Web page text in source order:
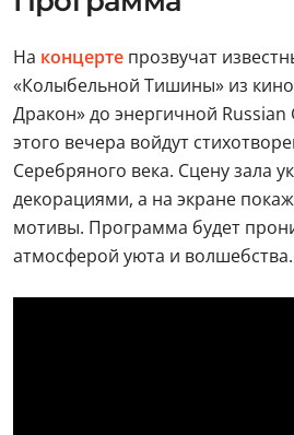
На концерте прозвучат
«Колыбельной Тишины» из
Дракон» до энергичной
этого вечера войдут
Серебряного века. Сцену зала
декорациями, а на экране
мотивы. Программа будет
атмосферой уюта и волшебства.